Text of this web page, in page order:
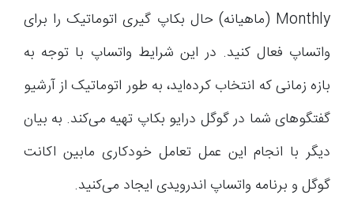
Monthly (ماهیانه) حال بکاپ گیری اتوماتیک را برای
واتساپ فعال کنید. در این شرایط واتساپ با توجه به
بازه زمانی که انتخاب کرده‌اید، به طور اتوماتیک از آرشیو
گفتگوهای شما در گوگل درایو بکاپ تهیه می‌کند. به بیان
دیگر با انجام این عمل تعامل خودکاری مابین اکانت
گوگل و برنامه واتساپ اندرویدی ایجاد می‌کنید.